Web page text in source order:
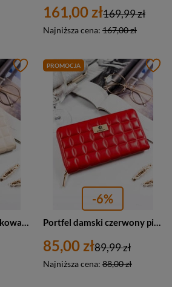
161,00 zł
Najniższa cena: 167,00 zł
169,99 zł
Portfel damski ecru pikowany ze skóry ekologicznej - Rovicky R-PKK-01
PROMOCJA
-6%
Portfel damski czerwony pikowany ze skóry ekologicznej - Rovicky R-PKK-01
85,00 zł
Najniższa cena: 88,00 zł
89,99 zł